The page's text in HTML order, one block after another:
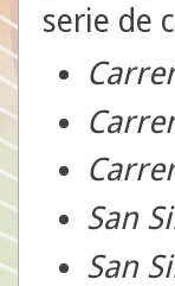
serie de
San
San